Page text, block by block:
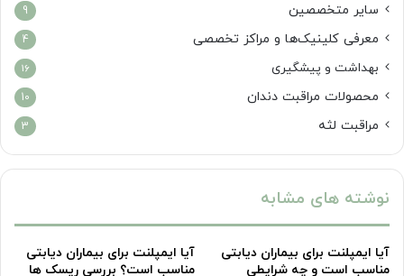
سایر متخصصین 9
معرفی کلینیک‌ها و مراکز تخصصی 4
بهداشت و پیشگیری 16
محصولات مراقبت دندان 10
مراقبت لثه 3
نوشته های مشابه
آیا ایمپلنت برای بیماران دیابتی
مناسب است و چه شرایطی
آیا ایمپلنت برای بیماران دیابتی
مناسب است؟ بررسی ریسک ها